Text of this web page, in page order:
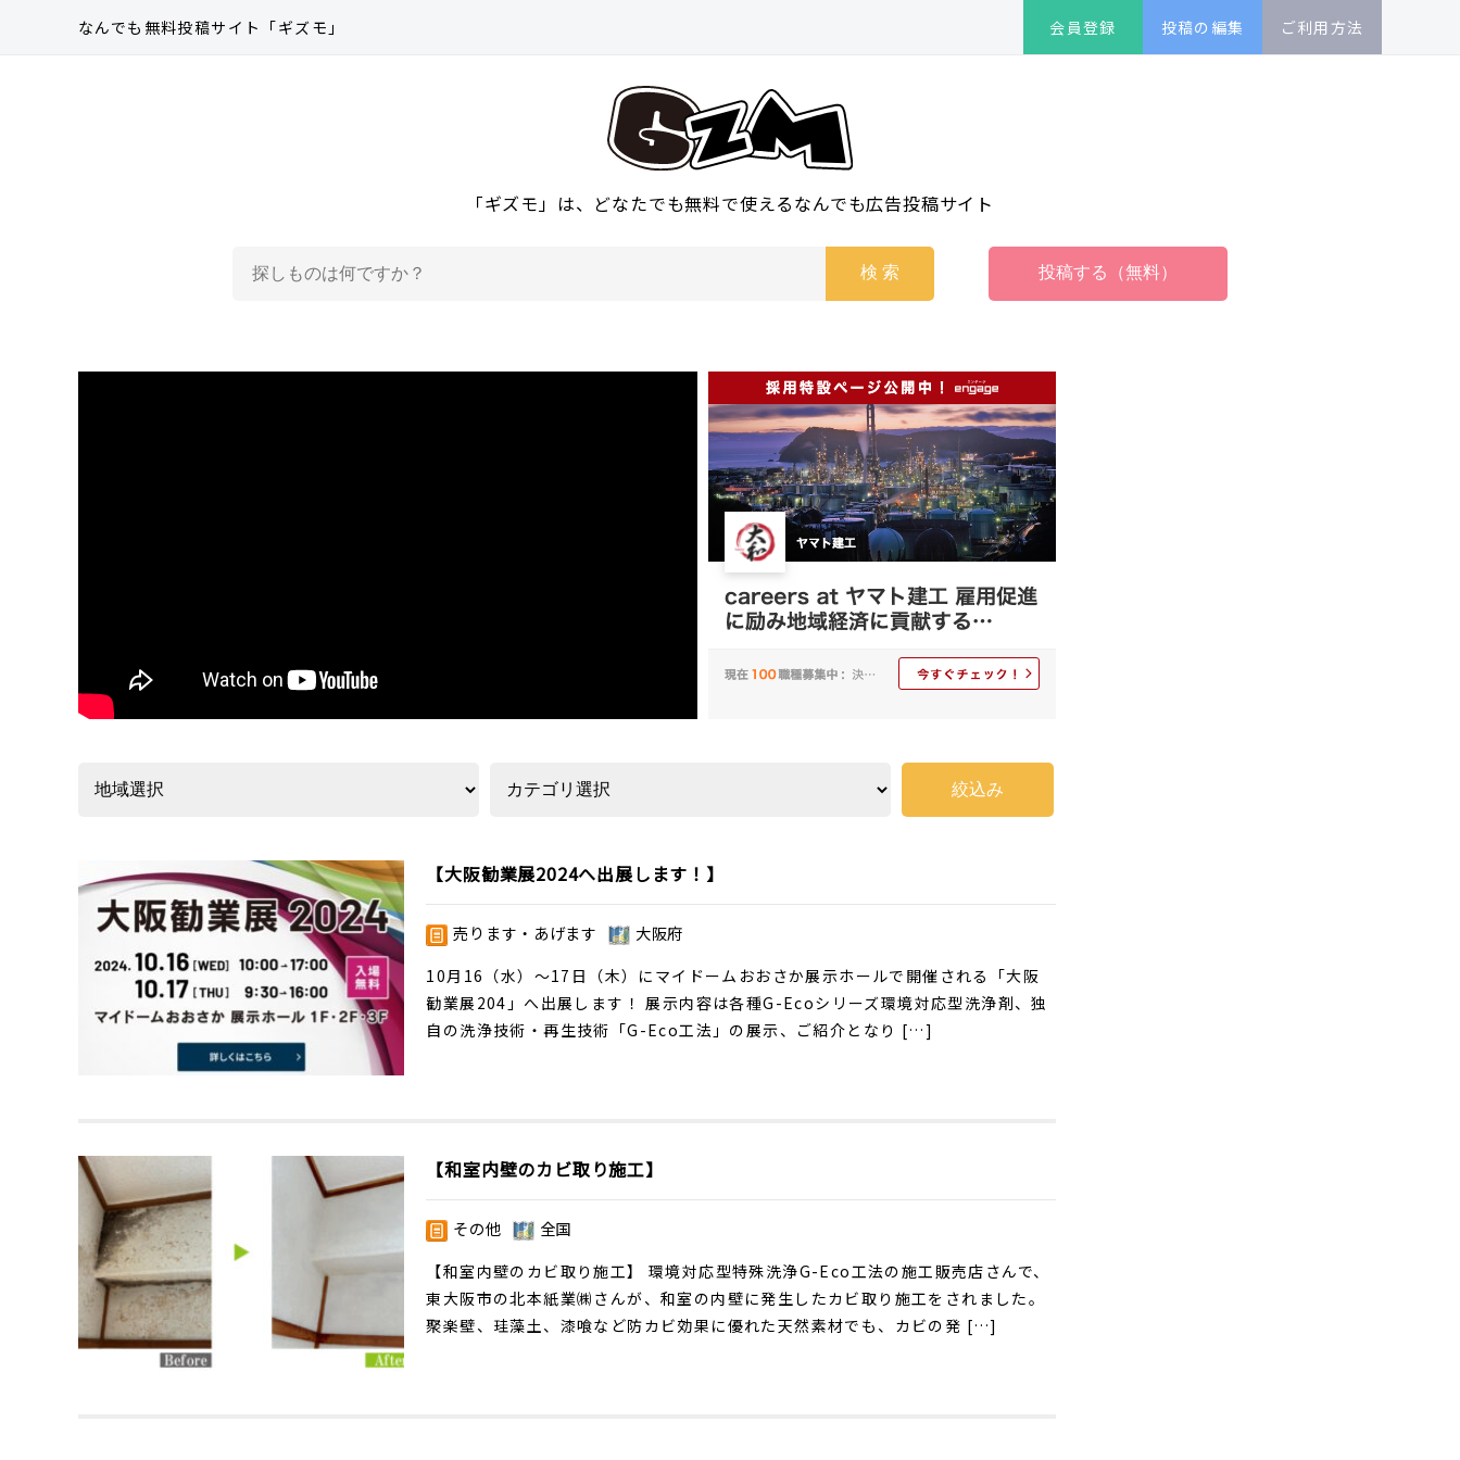
なんでも無料投稿サイト 「ギズモ」 会員登録 投稿の編集 ご利用方法
「ギズモ」は、どなたでも無料で使えるなんでも広告投稿サイト
【大阪勧業展2024へ出展します！】
売ります・あげます 大阪府
10月16（水）～17日（木）にマイドームおおさか展示ホールで開催される「大阪
勧業展204」へ出展します！ 展示内容は各種G-Ecoシリーズ環境対応型洗浄剤、独
自の洗浄技術・再生技術「G-Eco工法」の展示、ご紹介となり […]
【和室内壁のカビ取り施工】
その他 全国
【和室内壁のカビ取り施工】 環境対応型特殊洗浄G-Eco工法の施工販売店さんで、
東大阪市の北本紙業㈱さんが、和室の内壁に発生したカビ取り施工をされました。
聚楽壁、珪藻土、漆喰など防カビ効果に優れた天然素材でも、カビの発 […]